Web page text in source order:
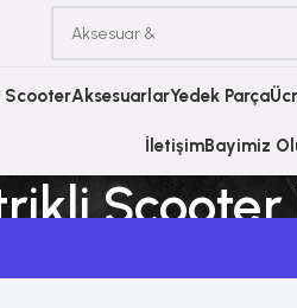
ScooterAksesuarlarYedek Parça
İletişimBayimiz
Scooter